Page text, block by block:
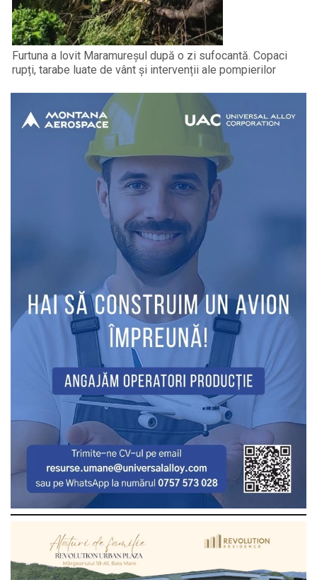
Furtuna a lovit Maramureșul după o zi sufocantă. Copaci
rupți, tarabe luate de vânt și intervenții ale pompierilor